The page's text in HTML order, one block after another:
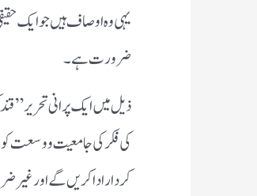
یہی وہ اوصاف ہیں جو ایک
ضرورت ہے۔
ذیل میں ایک پرانی تحریر ”
کی فکر کی جامعیت و وسعت کو
کردار ادا کریں گے اور غیر